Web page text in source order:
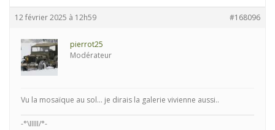
12 février 2025 à 12h59 #168096
pierrot25
Modérateur
Vu la mosaïque au sol… je dirais la galerie vivienne aussi..
-°\IIIII/°-